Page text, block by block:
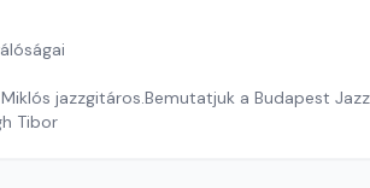
jazzgitáros.Bemutatjuk a Budapest
Tibor